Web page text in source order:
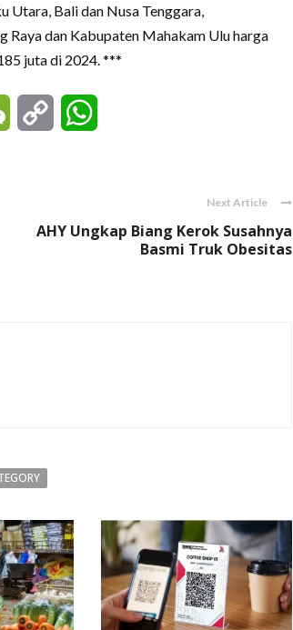
Utara, Bali dan Nusa Tenggara,
Raya dan Kabupaten Mahakam Ulu harga
juta di 2024. ***
WeChat Copy
Next Article
AHY Ungkap Biang Kerok Susahnya
Basmi Truk Obesitas